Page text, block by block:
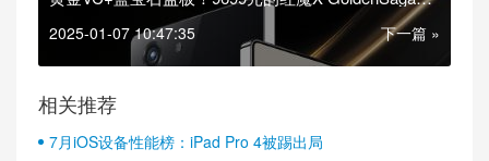
启预约
2025-01-07 10:47:35 下一篇 »
相关推荐
7月iOS设备性能榜：iPad Pro 4被踢出局